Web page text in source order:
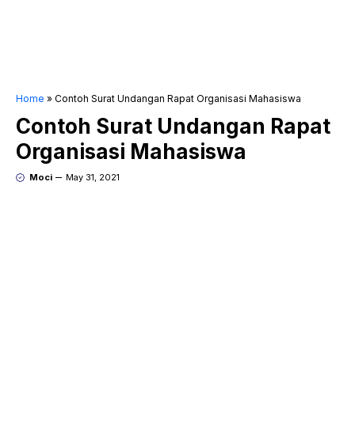
Home » Contoh Surat Undangan Rapat Organisasi Mahasiswa
Contoh Surat Undangan Rapat
Organisasi Mahasiswa
Moci May 31, 2021